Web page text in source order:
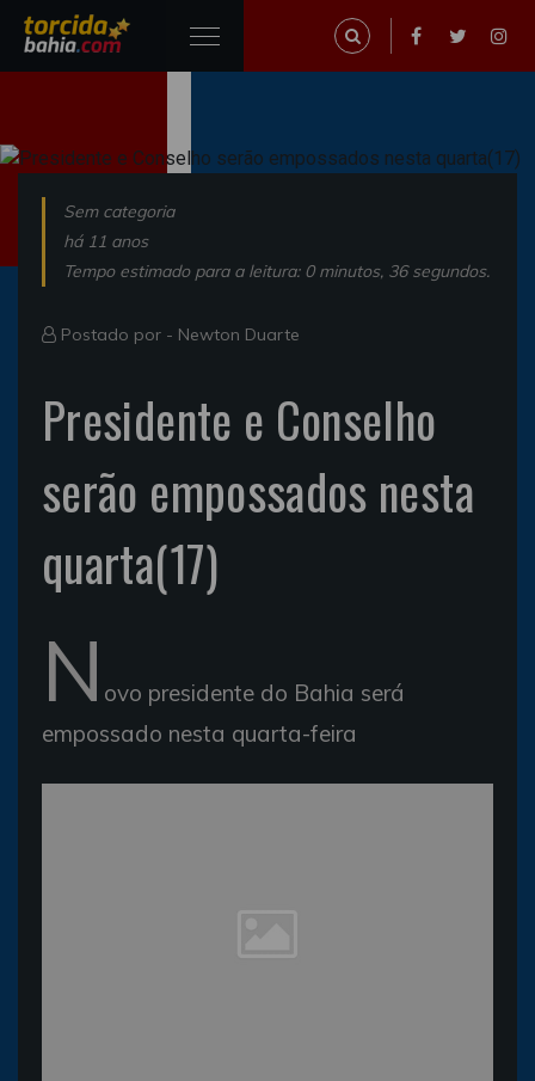
Sem categoria
há 11 anos
Tempo estimado para a leitura: 0 minutos, 36 segundos.
Postado por - Newton Duarte
Presidente e Conselho
serão empossados nesta
quarta(17)
N ovo presidente do Bahia será
empossado nesta quarta-feira